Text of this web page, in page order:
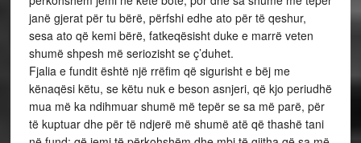
janë gjerat për tu bërë, përfshi edhe ato për të qeshur,
sesa ato që kemi bërë, fatkeqësisht duke e marrë veten
shumë shpesh më seriozisht se ç’duhet.
Fjalia e fundit është një rrëfim që sigurisht e bëj me
kënaqësi këtu, se këtu nuk e beson asnjeri, që kjo periudhë
mua më ka ndihmuar shumë më tepër se sa më parë, për
të kuptuar dhe për të ndjerë më shumë atë që thashë tani